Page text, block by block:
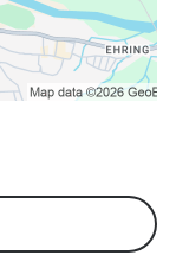
Brillen 2